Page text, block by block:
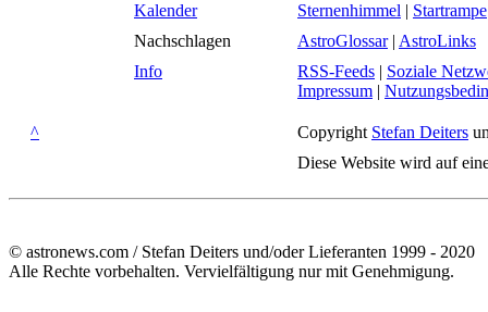
Kalender
Sternenhimmel | Startrampe
Nachschlagen
AstroGlossar| AstroLinks
Info
RSS-Feeds | Soziale
Impressum |
^ Copyright Stefan Deiters
Diese Website wird auf
© astronews.com / Stefan Deiters und/oder Lieferanten 1999 - 2020
Alle Rechte vorbehalten. Vervielfältigung nur mit Genehmigung.